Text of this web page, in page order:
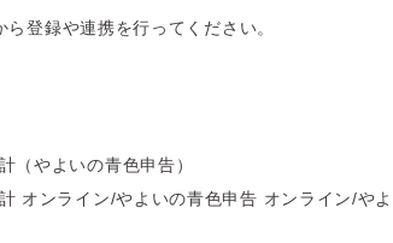
登録や連携を行ってください。
（やよいの青色申告）
オンライン/やよいの青色申告 オンライン/や